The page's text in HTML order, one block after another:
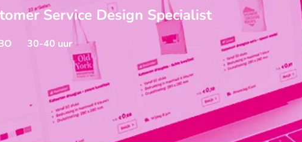
Service Design Specialist
30-40 uur